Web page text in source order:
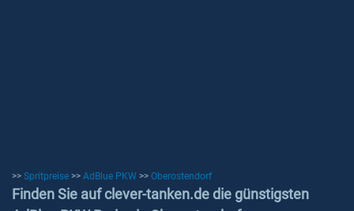
>> Spritpreise >> AdBlue PKW >> Oberostendorf
Finden Sie auf clever-tanken.de die günstigsten